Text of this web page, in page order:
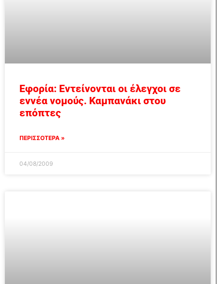
Εφορία: Εντείνονται οι έλεγχοι σε
εννέα νομούς. Καμπανάκι στου
επόπτες
ΠΕΡΙΣΣΟΤΕΡΑ »
04/08/2009